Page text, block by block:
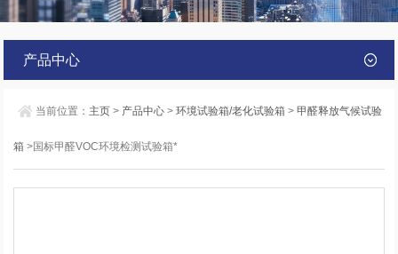
产品中心
当前位置： 主页 > 产品中心 >环境试验箱/老化试验箱 >甲醛释放气候试验
箱 >国标甲醛VOC环境检测试验箱*